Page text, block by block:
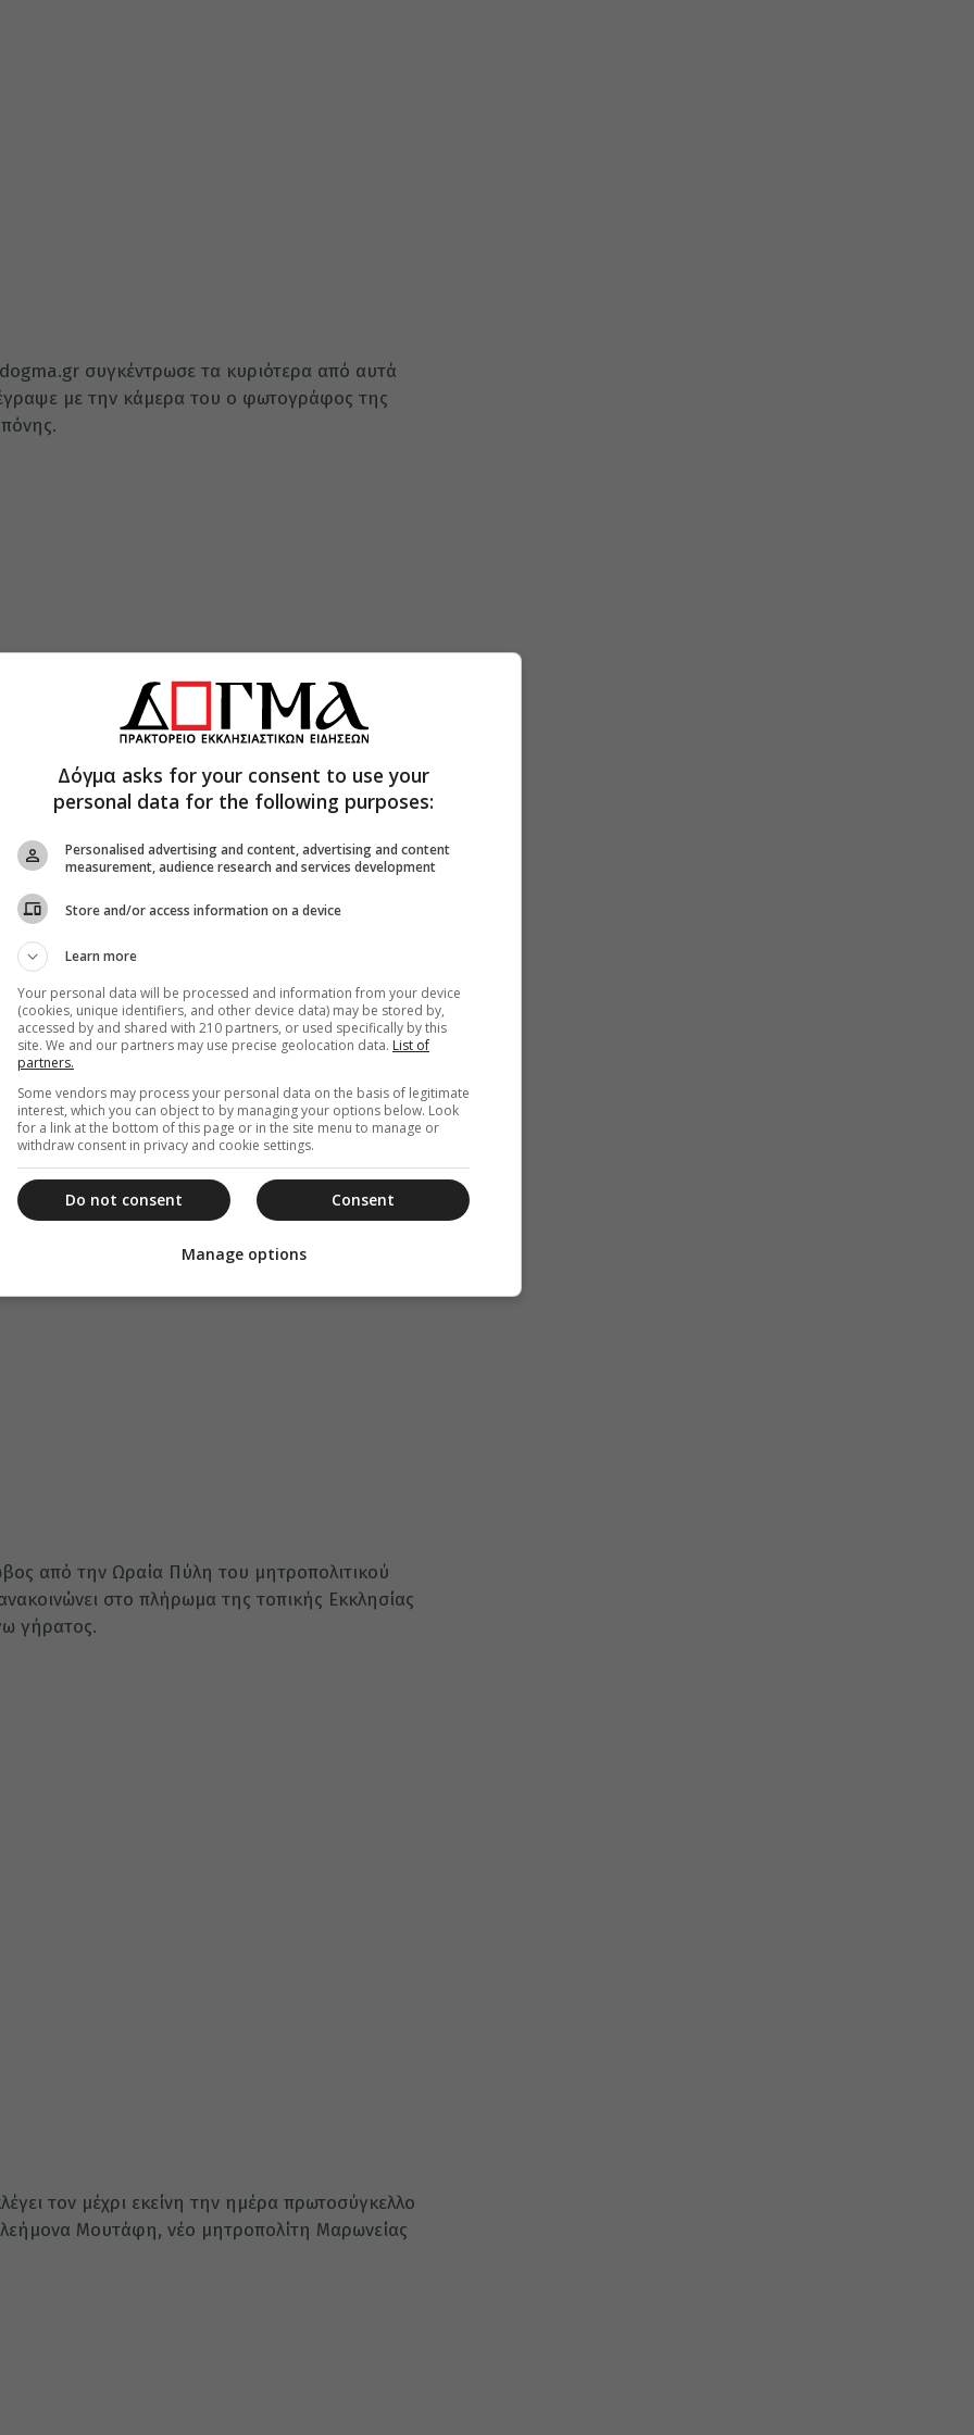
συγκέντρωσε τα κυριότερα από αυτά
με την κάμερα του ο φωτογράφος της
Εκκλησία συνεχίζεται. Ο Φώτης Κουβέλης
από την Ωραία Πύλη του μητροπολιτικού
στο πλήρωμα της τοπικής Εκκλησίας
γήρατος.
τον μέχρι εκείνη την ημέρα πρωτοσύγκελλο
Μουτάφη, νέο μητροπολίτη Μαρωνείας
Δόγμα asks for your consent to use your
personal data for the following purposes:
Personalised advertising and content, advertising and content
measurement, audience research and services development
Store and/or access information on a device
Learn more
Your personal data will be processed and information from your device
(cookies, unique identifiers, and other device data) may be stored by,
accessed by and shared with 210 partners, or used specifically by this
site. We and our partners may use precise geolocation data. List of
partners.
Some vendors may process your personal data on the basis of legitimate
interest, which you can object to by managing your options below. Look
for a link at the bottom of this page or in the site menu to manage or
withdraw consent in privacy and cookie settings.
Consent
Do not consent
Manage options